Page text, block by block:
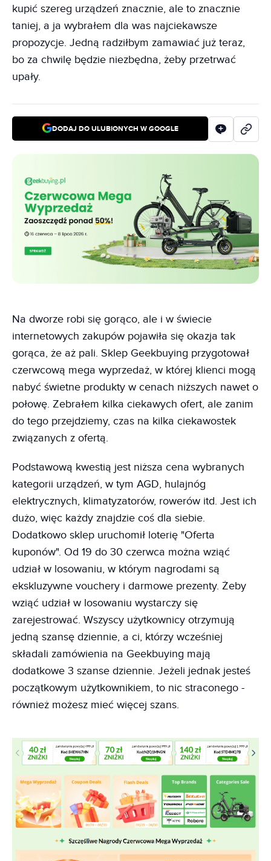
kupić szereg urządzeń znacznie, ale to znacznie
taniej, a ja wybrałem dla was najciekawsze
propozycje. Jedną radziłbym zamawiać już teraz,
bo za chwilę będzie niezbędna, żeby przetrwać
upały.
DODAJ DO ULUBIONYCH W GOOGLE
Na dworze robi się gorąco, ale i w świecie
internetowych zakupów pojawiła się okazja tak
gorąca, że aż pali. Sklep Geekbuying przygotował
czerwcową mega wyprzedaż, w której klienci mogą
nabyć świetne produkty w cenach niższych nawet o
połowę. Zebrałem kilka ciekawych ofert, ale zanim
do tego przejdziemy, czas na kilka ciekawostek
związanych z ofertą.
Podstawową kwestią jest niższa cena wybranych
kategorii urządzeń, w tym AGD, hulajnóg
elektrycznych, klimatyzatorów, rowerów itd. Jest ich
dużo, więc każdy znajdzie coś dla siebie.
Dodatkowo sklep uruchomił loterię "Oferta
kuponów". Od 19 do 30 czerwca można wziąć
udział w losowaniu, w którym nagrodami są
ekskluzywne vouchery i darmowe prezenty. Żeby
wziąć udział w losowaniu wystarczy się
zarejestrować. Wszyscy użytkownicy otrzymują
jedną szansę dziennie, a ci, którzy wcześniej
składali zamówienia na Geekbuying mają
dodatkowe 3 szanse dziennie. Jeżeli jednak jesteś
początkowym użytkownikiem, to nic straconego -
również możesz mieć więcej szans.